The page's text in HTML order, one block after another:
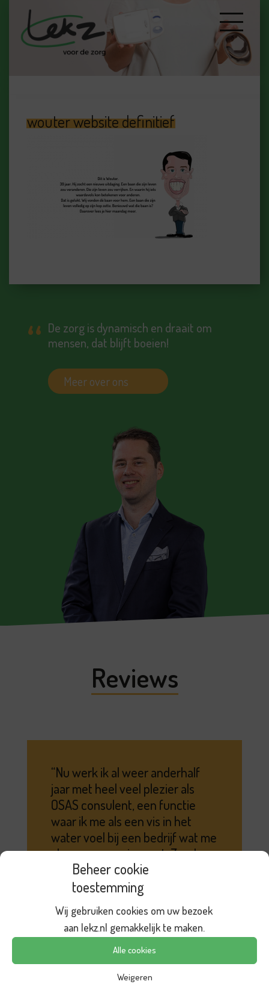
Beheer cookie
toestemming
Wij gebruiken cookies om uw bezoek
aan lekz.nl gemakkelijk te maken.
Alle cookies
Weigeren
wouter website definitief
De zorg is dynamisch en draait om
mensen, dat blijft boeien!
Meer over ons
Reviews
Nu werk ik al weer anderhalf
jaar met heel veel plezier als
OSAS consulent, een functie
waar ik me als een vis in het
water voel bij een bedrijf wat me
als een warme jas past. Zonder
Lekz had ik deze stap niet
zomaar gezet!
Freya, werkzaam als OSAS
Consulent